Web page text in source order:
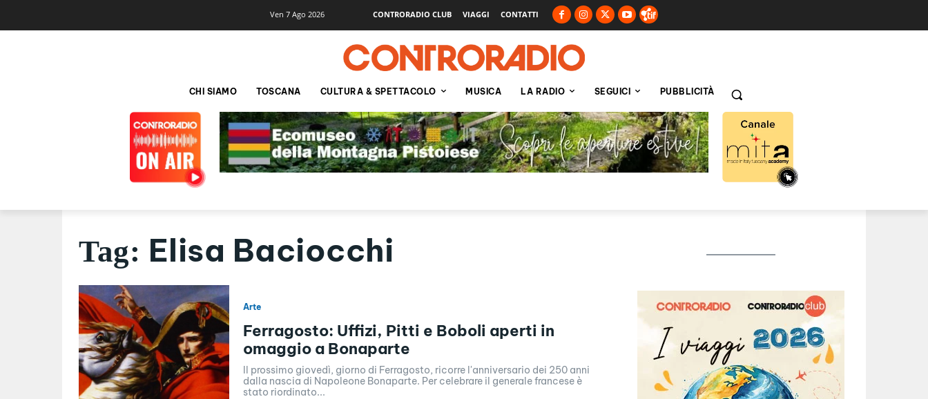
Ven 7 Ago 2026 CONTRORADIO CLUB VIAGGI CONTATTI
CHI SIAMO TOSCANA CULTURA & SPETTACOLO MUSICA LA RADIO SEGUICI PUBBLICITÀ
Tag: Elisa Baciocchi
Arte
Ferragosto: Uffizi, Pitti e Boboli aperti in
omaggio a Bonaparte
Il prossimo giovedì, giorno di Ferragosto, ricorre l'anniversario dei 250 anni
dalla nascia di Napoleone Bonaparte. Per celebrare il generale francese è
stato riordinato...